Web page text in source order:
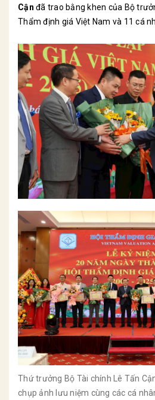
Cận đã trao bằng khen của Bộ
Thẩm định giá Việt Nam và 11 cá
Thứ trưởng Bộ Tài chính Lê Tấn
chụp ảnh lưu niệm cùng các cá